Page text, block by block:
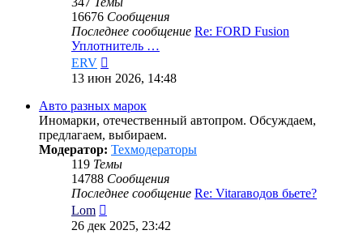
16676 Сообщения
Последнее сообщение Re: FORD Fusion
Уплотнитель …
ERV
к
сообщению
13 июн 2026, 14:48
Авто разных марок
Иномарки, отечественный автопром. Обсуждаем,
предлагаем, выбираем.
Модератор: Техмодераторы
119 Темы
14788 Сообщения
Последнее сообщение Re: Vitaraводов бьете?
Lom
к
26 дек 2025, 23:42